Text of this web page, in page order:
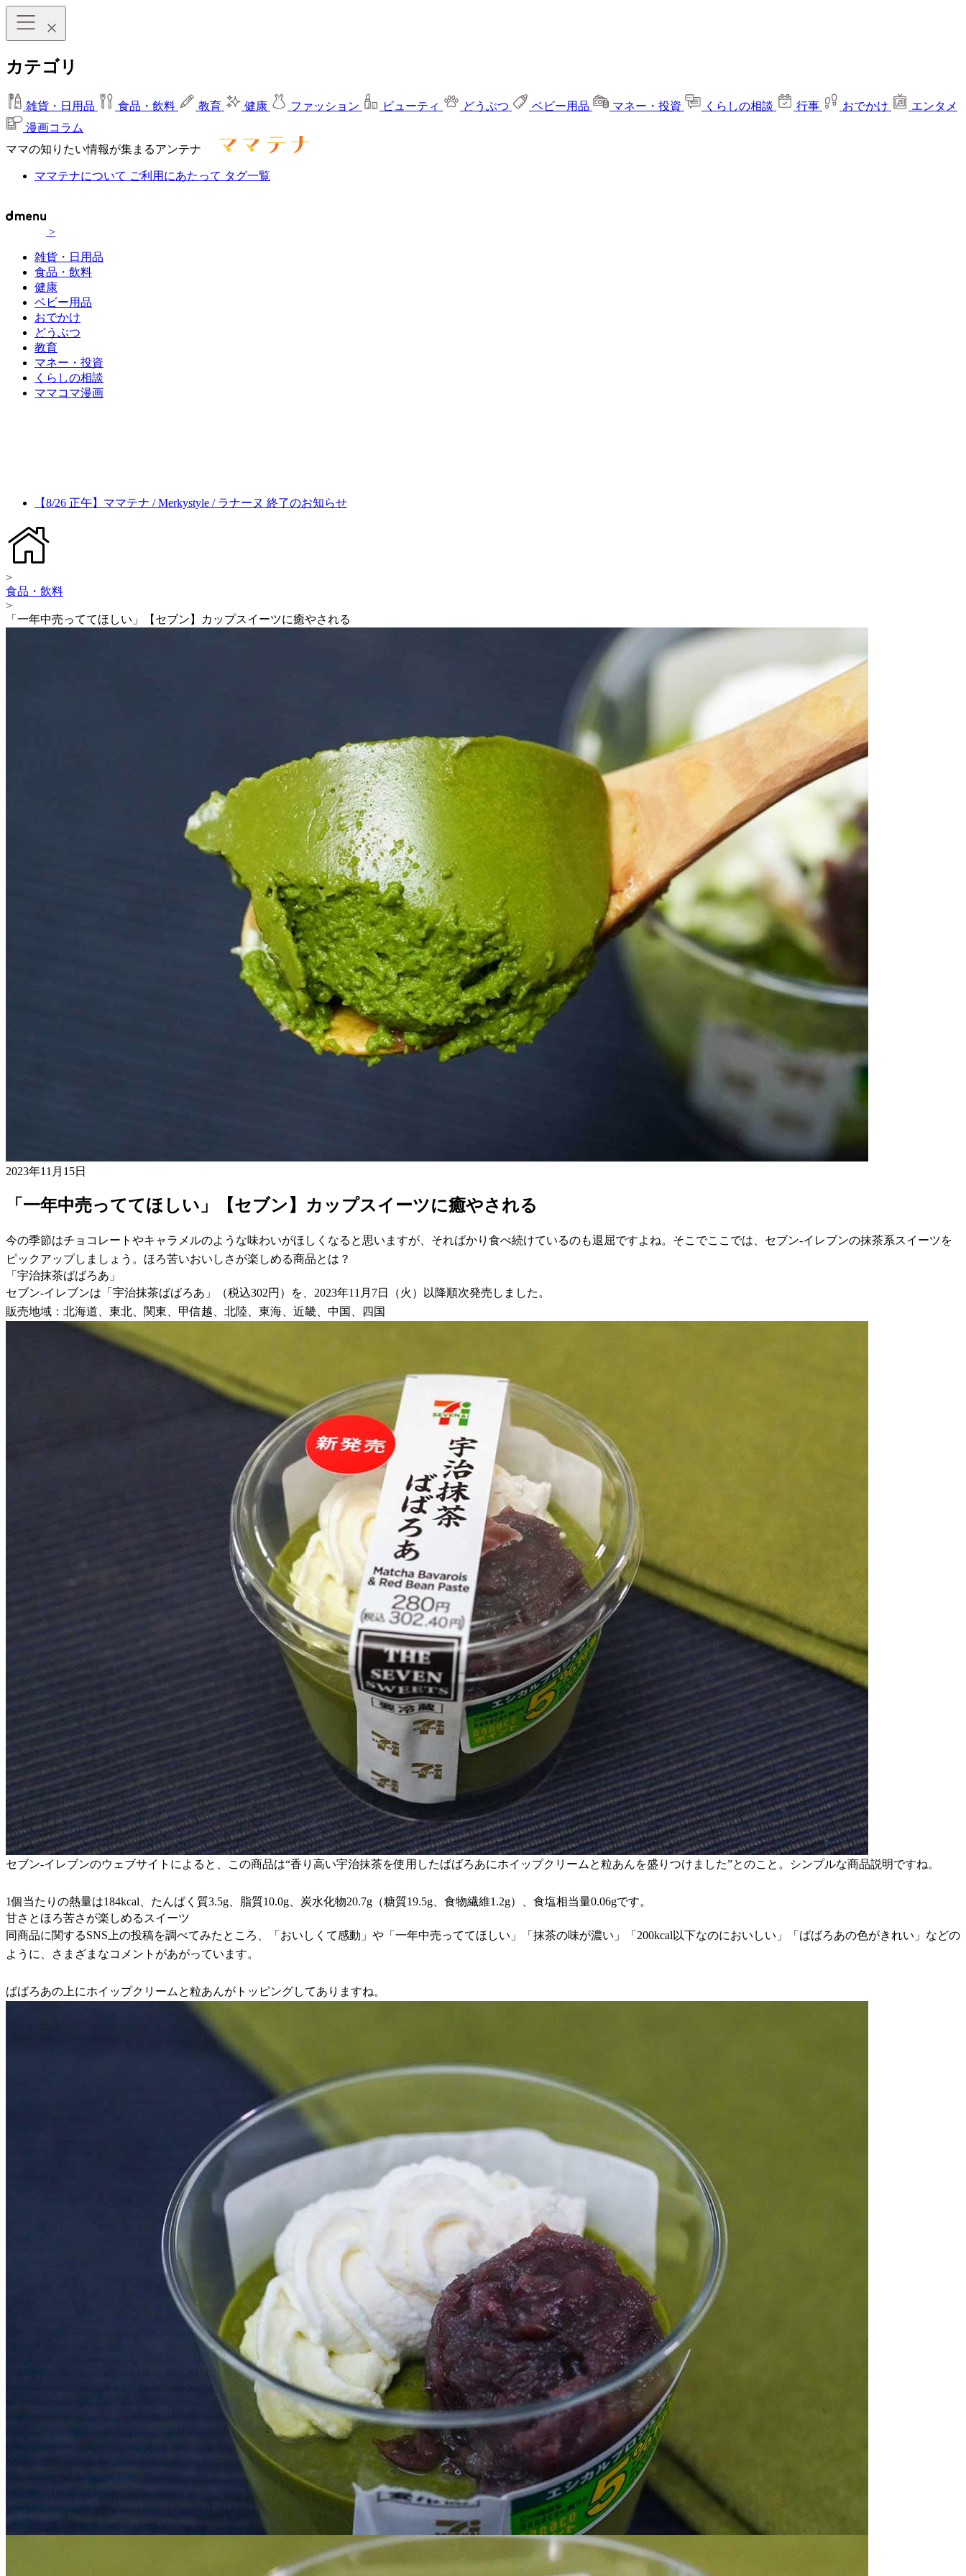
カテゴリ
雑貨・日用品 食品・飲料 教育 健康 ファッション ビューティ どうぶつ ベビー用品 マネー・投資 くらしの相談 行事 おでかけ
エンタメ
漫画コラム
ママの知りたい情報が集まるアンテナ
ママテナについて ご利用にあたって タグ一覧
>
雑貨・日用品
食品・飲料
健康
ベビー用品
おでかけ
どうぶつ
教育
マネー・投資
くらしの相談
ママコマ漫画
【8/26 正午】ママテナ / Merkystyle / ラナーヌ 終了のお知らせ
>
食品・飲料
>
「一年中売っててほしい」【セブン】カップスイーツに癒やされる
2023年11月15日
「一年中売っててほしい」【セブン】カップスイーツに癒やされる
今の季節はチョコレートやキャラメルのような味わいがほしくなると思いますが、そればかり食べ続けているのも退屈ですよね。そこでここでは、セブン-イレブンの抹茶系スイーツを
ピックアップしましょう。ほろ苦いおいしさが楽しめる商品とは？
「宇治抹茶ばばろあ」
セブン-イレブンは「宇治抹茶ばばろあ」（税込302円）を、2023年11月7日（火）以降順次発売しました。
販売地域：北海道、東北、関東、甲信越、北陸、東海、近畿、中国、四国
セブン-イレブンのウェブサイトによると、この商品は“香り高い宇治抹茶を使用したばばろあにホイップクリームと粒あんを盛りつけました”とのこと。シンプルな商品説明ですね。
1個当たりの熱量は184kcal、たんぱく質3.5g、脂質10.0g、炭水化物20.7g（糖質19.5g、食物繊維1.2g）、食塩相当量0.06gです。
甘さとほろ苦さが楽しめるスイーツ
同商品に関するSNS上の投稿を調べてみたところ、「おいしくて感動」や「一年中売っててほしい」「抹茶の味が濃い」「200kcal以下なのにおいしい」「ばばろあの色がきれい」などの
ように、さまざまなコメントがあがっています。
ばばろあの上にホイップクリームと粒あんがトッピングしてありますね。